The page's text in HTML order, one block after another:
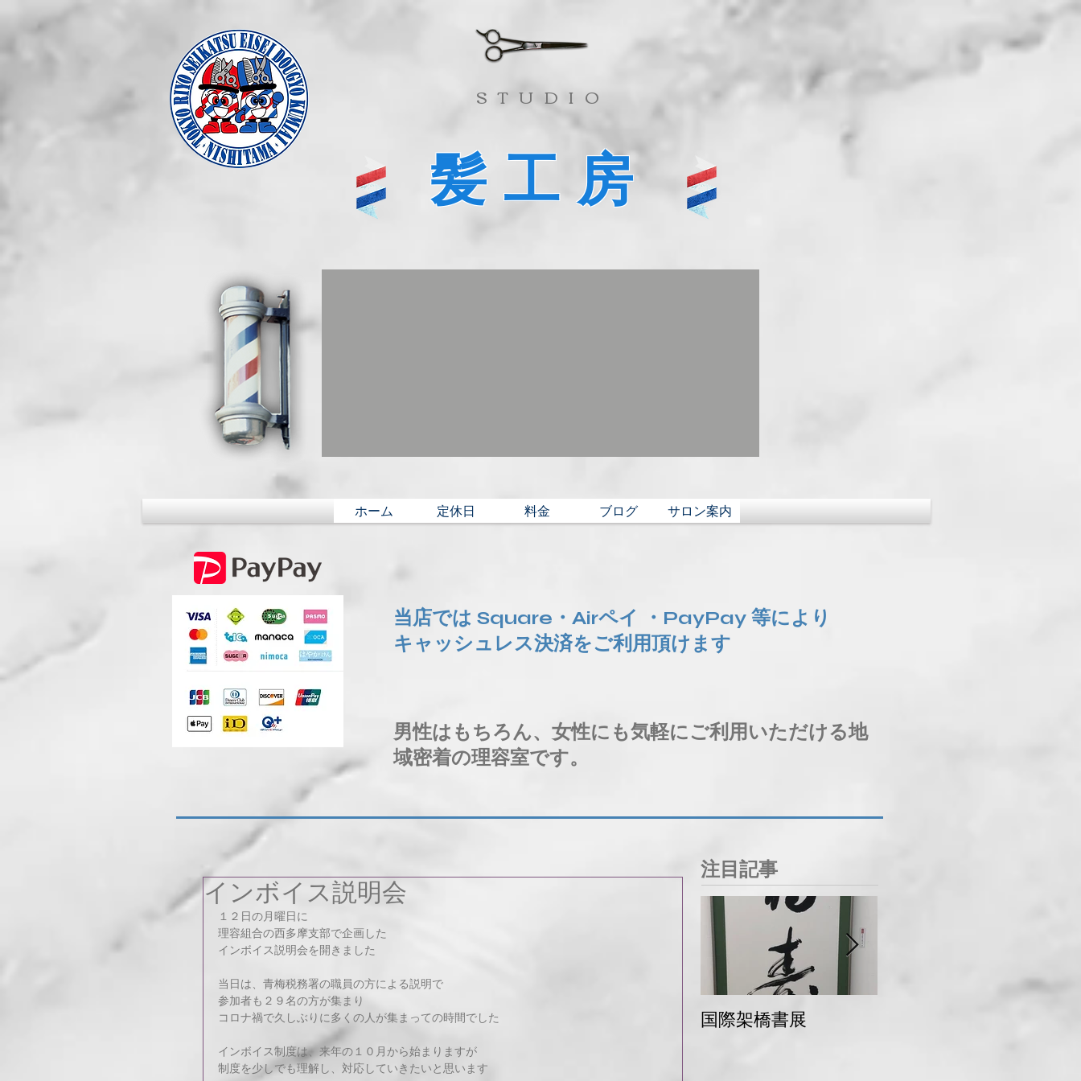
​STUDIO
髪工房
ホーム 定休日 料金 ブログ サロン案内
当店では Square・Airペイ ・PayPay 等により
​キャッシュレス決済をご利用頂けます
男性はもちろん、女性にも気軽にご利用いただける地
域密着の理容室です。
インボイス説明会
１２日の月曜日に
理容組合の西多摩支部で企画した
インボイス説明会を開きました
当日は、青梅税務署の職員の方による説明で
参加者も２９名の方が集まり
コロナ禍で久しぶりに多くの人が集まっての時間でした
インボイス制度は、来年の１０月から始まりますが
制度を少しでも理解し、対応していきたいと思います
注目記事
国際架橋書展